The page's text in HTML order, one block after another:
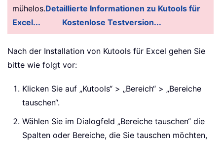
mühelos.Detaillierte Informationen zu Kutools für
Excel...
Kostenlose Testversion...
Nach der Installation von Kutools für Excel gehen Sie
bitte wie folgt vor:
Klicken Sie auf „Kutools“ > „Bereich“ > „Bereiche
tauschen“.
Wählen Sie im Dialogfeld „Bereiche tauschen“ die
Spalten oder Bereiche, die Sie tauschen möchten,